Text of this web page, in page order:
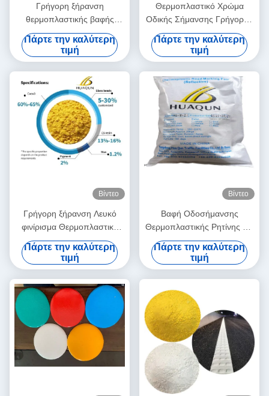
Γρήγορη ξήρανση
θερμοπλαστικής βαφής
σήμανσης δρόμου με υψηλές
ανακλαστικές ιδιότητες και
βάση από ρητίνη πετρελαίου
για ανθεκτική σήμανση
οδικής γραμμής
Πάρτε την καλύτερη
τιμή
Θερμοπλαστικό Χρώμα
Οδικής Σήμανσης Γρήγορου
Στεγνώματος ≤3min με
Αντοχή σε Υψηλή
Θερμοκρασία 180-220℃ και
Προσαρμόσιμα Χρώματα
Πάρτε την καλύτερη
τιμή
Βίντεο
Γρήγορη ξήρανση Λευκό
φινίρισμα Θερμοπλαστική
μπογιά για οδική σήμανση
Πάρτε την καλύτερη
τιμή
Βίντεο
Βαφή Οδοσήμανσης
Θερμοπλαστικής Ρητίνης C5
με Θερμοκρασία Εφαρμογής
180~220℃ και Γρήγορο
Στέγνωμα (3 λεπτά) για
Ανθεκτικές Οδικές Γραμμές
Πάρτε την καλύτερη
τιμή